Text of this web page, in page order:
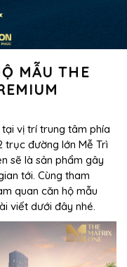
MẪU THE
vị trí trung tâm phía
trục đường lớn Mễ Trì
sẽ là sản phẩm gây
tới. Cùng tham
quan căn hộ mẫu
viết dưới đây nhé.